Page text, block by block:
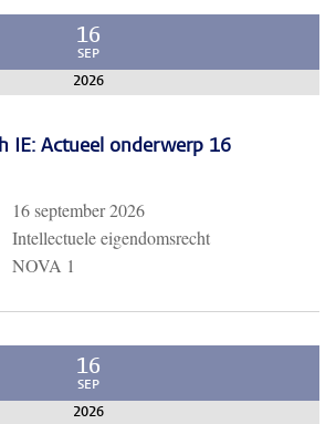
16
SEP
2026
IE: Actueel onderwerp 16
16 september 2026
Intellectuele eigendomsrecht
NOVA 1
16
SEP
2026